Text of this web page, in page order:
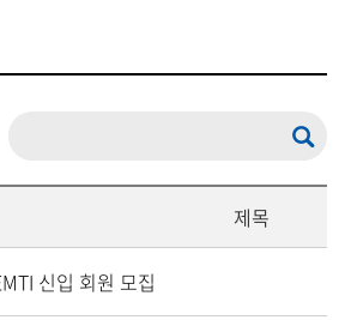
제목
신입 회원 모집